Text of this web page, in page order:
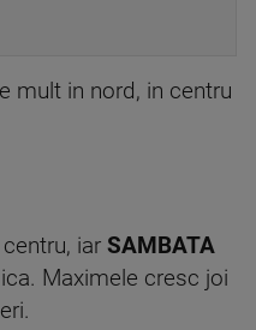
mult in nord, in centru
iar SAMBATA
Maximele cresc joi